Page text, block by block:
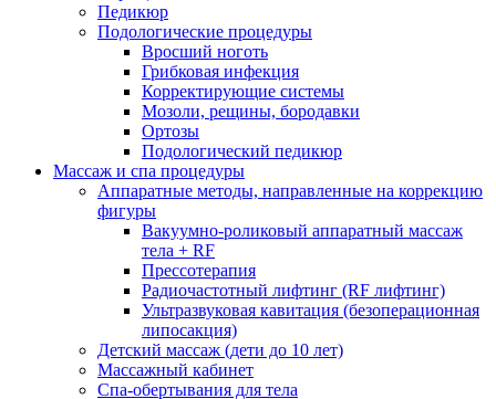
Педикюр
Подологические процедуры
Вросший ноготь
Грибковая инфекция
Корректирующие системы
Мозоли, рещины, бородавки
Ортозы
Подологический педикюр
Массаж и спа процедуры
Аппаратные методы, направленные на коррекцию
фигуры
Вакуумно-роликовый аппаратный массаж
тела + RF
Прессотерапия
Радиочастотный лифтинг (RF лифтинг)
Ультразвуковая кавитация (безоперационная
липосакция)
Детский массаж (дети до 10 лет)
Массажный кабинет
Спа-обертывания для тела